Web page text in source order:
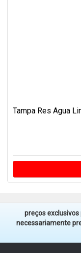
Tampa Res Agua
preços
necessariamente